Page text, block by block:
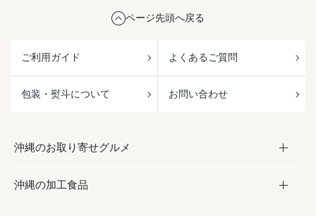
ページ先頭へ戻る
ご利用ガイド よくあるご質問
包装・熨斗について お問い合わせ
沖縄のお取り寄せグルメ
お取り寄せグルメ
沖縄の加工食品